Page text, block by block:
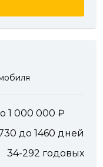
1 000 000
до 1460 дней
34-292 годовых